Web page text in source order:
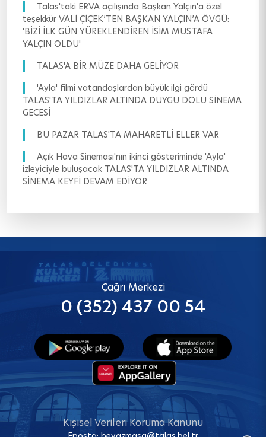
Talas'taki ERVA açılışında Başkan Yalçın'a özel
teşekkür VALİ ÇİÇEK’TEN BAŞKAN YALÇIN’A ÖVGÜ:
'BİZİ İLK GÜN YÜREKLENDİREN İSİM MUSTAFA
YALÇIN OLDU'
TALAS'A BİR MÜZE DAHA GELİYOR
'Ayla' filmi vatandaşlardan büyük ilgi gördü
TALAS'TA YILDIZLAR ALTINDA DUYGU DOLU SİNEMA
GECESİ
BU PAZAR TALAS'TA MAHARETLİ ELLER VAR
Açık Hava Sineması'nın ikinci gösteriminde 'Ayla'
izleyiciyle buluşacak TALAS'TA YILDIZLAR ALTINDA
SİNEMA KEYFİ DEVAM EDİYOR
Çağrı Merkezi
0 (352) 437 00 54
Kişisel Verileri Koruma Kanunu